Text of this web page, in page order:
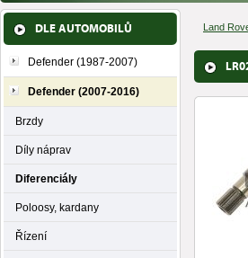
DLE AUTOMOBILŮ
Defender (1987-2007)
Defender (2007-2016)
Brzdy
Díly náprav
Diferenciály
Poloosy, kardany
Řízení
Land